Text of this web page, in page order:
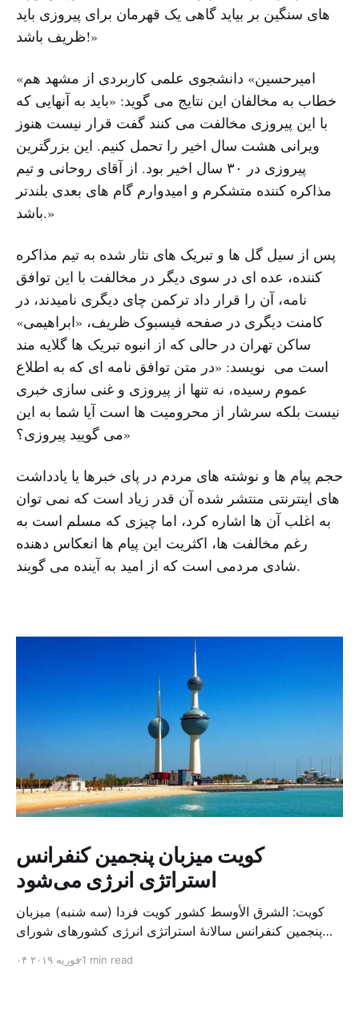
های سنگین بر بیاید گاهی یک قهرمان برای پیروزی باید
ظریف باشد!»
«امیرحسین» دانشجوی علمی کاربردی از مشهد هم
خطاب به مخالفان این نتایج می گوید: «باید به آنهایی که
با این پیروزی مخالفت می کنند گفت قرار نیست هنوز
ویرانی هشت سال اخیر را تحمل کنیم. این بزرگترین
پیروزی در ۳۰ سال اخیر بود. از آقای روحانی و تیم
مذاکره کننده متشکرم و امیدوارم گام های بعدی بلندتر
باشد.»
پس از سیل گل ها و تبریک های نثار شده به تیم مذاکره
کننده، عده ای در سوی دیگر در مخالفت با این توافق
نامه، آن را قرار داد ترکمن چای دیگری نامیدند، در
کامنت دیگری در صفحه فیسبوک ظریف، «ابراهیمی»
ساکن تهران در حالی که از انبوه تبریک ها گلایه مند
است می نویسد: «در متن توافق نامه ای که به اطلاع
عموم رسیده، نه تنها از پیروزی و غنی سازی خبری
نیست بلکه سرشار از محرومیت ها است آیا شما به این
می گویید پیروزی؟»
حجم پیام ها و نوشته های مردم در پای خبرها یا یادداشت
های اینترنتی منتشر شده آن قدر زیاد است که نمی توان
به اغلب آن ها اشاره کرد، اما چیزی که مسلم است به
رغم مخالفت ها، اکثریت این پیام ها انعکاس دهنده
شادی مردمی است که از امید به آینده می گویند.
کویت میزبان پنجمین کنفرانس
استراتژی انرژی می‌شود
کویت: الشرق الأوسط کشور کویت فردا (سه شنبه) میزبان
پنجمین کنفرانس سالانهٔ استراتژی انرژی کشورهای شورای
متخصص از شرکت‌های جهانی نفت و گاز در این کنفرانس
۰۴ فوریه ۲۰۱۹1 min read